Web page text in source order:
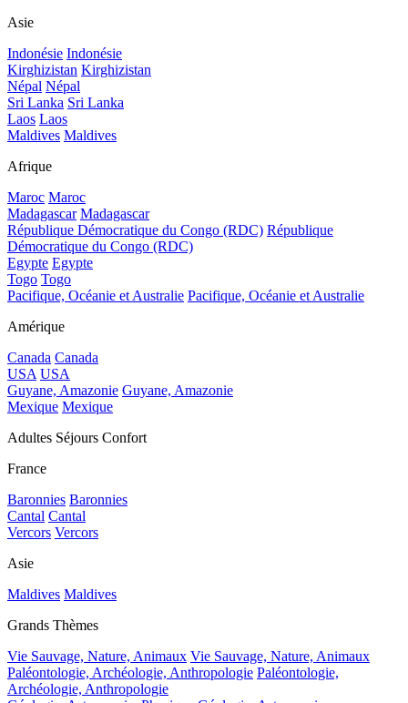
Asie
Indonésie Indonésie
Kirghizistan Kirghizistan
Népal Népal
Sri Lanka Sri Lanka
Laos Laos
Maldives Maldives
Afrique
Maroc Maroc
Madagascar Madagascar
République Démocratique du Congo (RDC) République
Démocratique du Congo (RDC)
Egypte Egypte
Togo Togo
Pacifique, Océanie et Australie Pacifique, Océanie et Australie
Amérique
Canada Canada
USA USA
Guyane, Amazonie Guyane, Amazonie
Mexique Mexique
Adultes Séjours Confort
France
Baronnies Baronnies
Cantal Cantal
Vercors Vercors
Asie
Maldives Maldives
Grands Thèmes
Vie Sauvage, Nature, Animaux Vie Sauvage, Nature, Animaux
Paléontologie, Archéologie, Anthropologie Paléontologie,
Archéologie, Anthropologie